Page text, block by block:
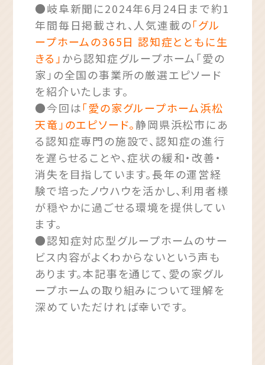
●岐阜新聞に2024年6月24日まで約1
年間毎日掲載され、人気連載の「グル
ープホームの365日 認知症とともに生
きる」から認知症グループホーム「愛の
家」の全国の事業所の厳選エピソード
を紹介いたします。
●今回は「愛の家グループホーム浜松
天竜」のエピソード。静岡県浜松市にあ
る認知症専門の施設で、認知症の進行
を遅らせることや、症状の緩和・改善・
消失を目指しています。長年の運営経
験で培ったノウハウを活かし、利用者様
が穏やかに過ごせる環境を提供してい
ます。
●認知症対応型グループホームのサー
ビス内容がよくわからないという声も
あります。本記事を通じて、愛の家グル
ープホームの取り組みについて理解を
深めていただければ幸いです。